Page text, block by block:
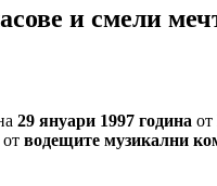
и смели
29 януари 1997 година от
водещите музикални